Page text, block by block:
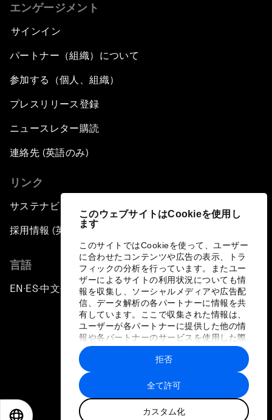
このウェブサイトはCookieを使用し
ます
このサイトではCookieを使って、ユーザー
に合わせたコンテンツや広告の表示、トラ
フィックの分析を行っています。またユー
ザーによるサイトの利用状況についても情
報を収集し、ソーシャルメディアや広告配
信、データ解析の各パートナーに情報を共
有しています。ここで収集された情報は、
ユーザーが各パートナーに提供した他の情
報や各パートナーのサービスを使用した際
に収集された情報と組み合わされ、各パー
トナーによって使用されることがありま
す。
全て許可
カスタム化
拒否
エンゲージメント
サインイン
パートナー（組織）について
参加する（個人、組織）
プレスリリース登録
ニュースレター購読
連絡先 (英語のみ)
リンク
サステナビリティへの取り組み
採用情報 (英語のみ)
言語
EN ▪ES▪中文▪ 日本語
プライバシーポリシーと利用規約
サイトマップ
©
世界経済フォーラム